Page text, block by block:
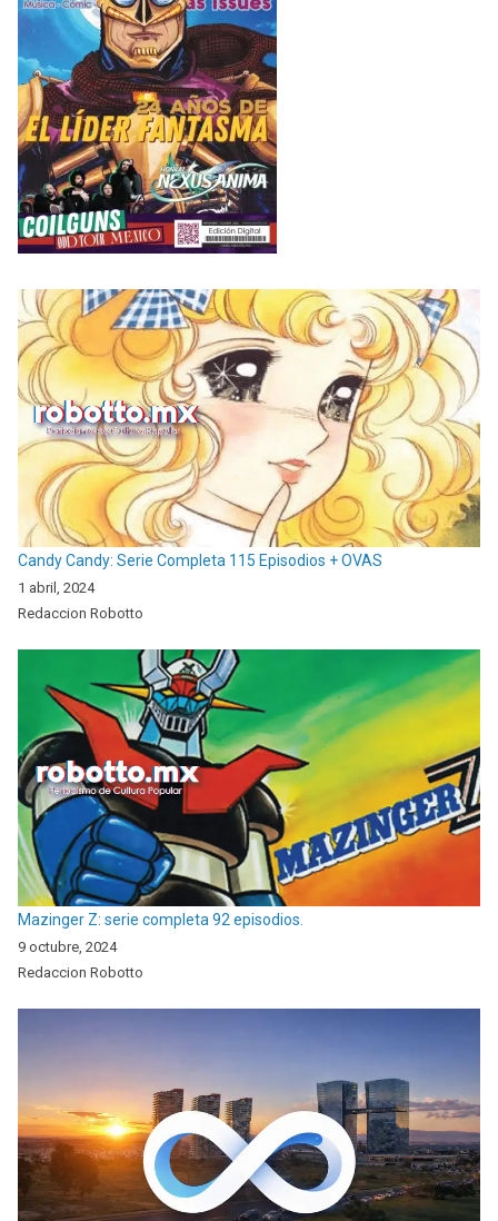
Candy Candy: Serie Completa 115 Episodios + OVAS
1 abril, 2024
Redaccion Robotto
Mazinger Z: serie completa 92 episodios.
9 octubre, 2024
Redaccion Robotto